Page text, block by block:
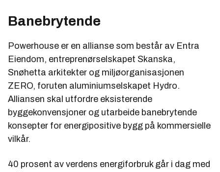
Banebrytende
Powerhouse er en allianse som består av Entra
Eiendom, entreprenørselskapet Skanska,
Snøhetta arkitekter og miljøorganisasjonen
ZERO, foruten aluminiumselskapet Hydro.
Alliansen skal utfordre eksisterende
byggekonvensjoner og utarbeide banebrytende
konsepter for energipositive bygg på kommersielle
vilkår.
40 prosent av verdens energiforbruk går i dag med